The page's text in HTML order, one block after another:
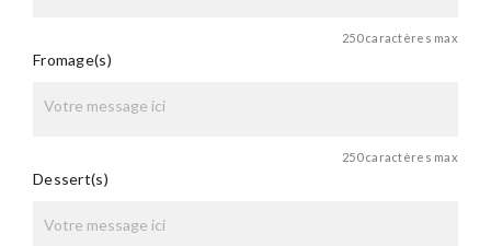
250 caractères max
Fromage(s)
250 caractères max
Dessert(s)